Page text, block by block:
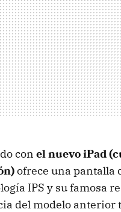
con el nuevo iPad
ofrece una pantalla
IPS y su famosa
del modelo anterior